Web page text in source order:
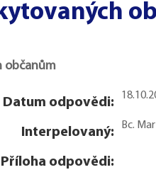
občanům
Datum odpovědi:
Interpelovaný: Bc.
Příloha odpovědi: